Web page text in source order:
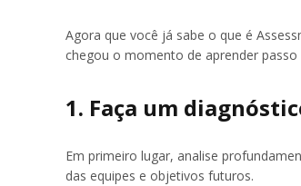
Agora que você já sabe o que é
chegou o momento de aprender
1. Faça um
Em primeiro lugar, analise
das equipes e objetivos futuros.